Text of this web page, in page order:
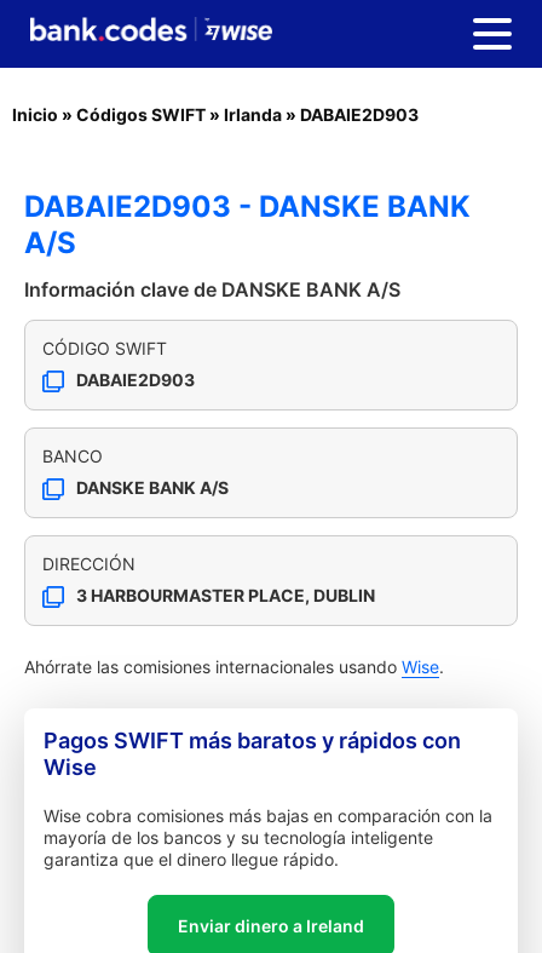
Inicio » Códigos SWIFT » Irlanda » DABAIE2D903
DABAIE2D903 - DANSKE BANK
A/S
Información clave de DANSKE BANK A/S
CÓDIGO SWIFT
DABAIE2D903
BANCO
DANSKE BANK A/S
DIRECCIÓN
3 HARBOURMASTER PLACE, DUBLIN
Ahórrate las comisiones internacionales usando Wise.
Pagos SWIFT más baratos y rápidos con
Wise
Wise cobra comisiones más bajas en comparación con la
mayoría de los bancos y su tecnología inteligente
garantiza que el dinero llegue rápido.
Enviar dinero a Ireland